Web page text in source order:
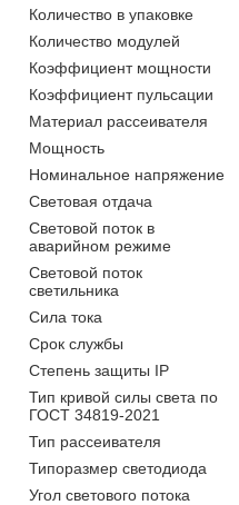
Количество в упаковке
Количество модулей
Коэффициент мощности
Коэффициент пульсации
Материал рассеивателя
Мощность
Номинальное напряжение
Световая отдача
Световой поток в
аварийном режиме
Световой поток
светильника
Сила тока
Срок службы
Степень защиты IP
Тип кривой силы света по
ГОСТ 34819-2021
Тип рассеивателя
Типоразмер светодиода
Угол светового потока